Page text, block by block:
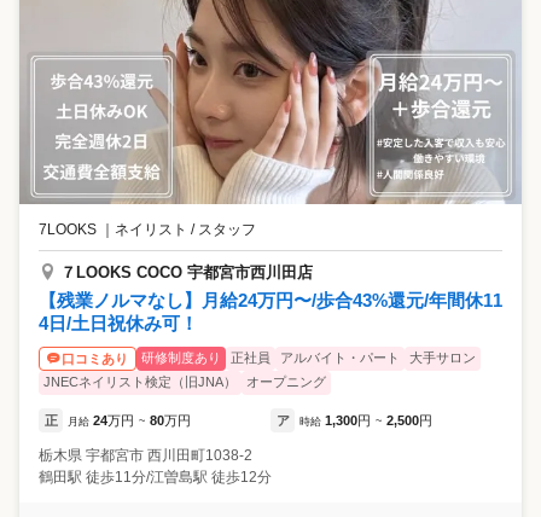
7LOOKS ｜ ネイリスト / スタッフ
７LOOKS COCO 宇都宮市西川田店
【残業ノルマなし】月給24万円〜/歩合43%還元/年間休11
4日/土日祝休み可！
口コミあり 研修制度あり 正社員 アルバイト・パート
大手サロン
JNECネイリスト検定（旧JNA）
オープニング
正 月給 24万円 ~ 80万円 ア 時給 1,300円 ~ 2,500円
栃木県 宇都宮市 ⻄川田町1038-2
鶴田駅 徒歩11分/江曽島駅 徒歩12分